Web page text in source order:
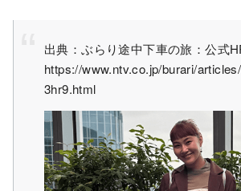
出典：ぶらり途中下車の旅：公式
https://www.ntv.co.jp/burari/
3hr9.html